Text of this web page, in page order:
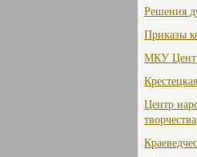
Решения
Приказы
МКУ
Центр
творчества